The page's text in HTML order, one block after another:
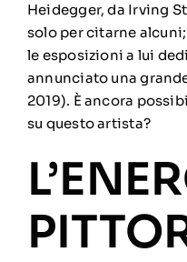
Heidegger, da Irving
solo per citarne
le esposizioni a lui
annunciato una
2019). È ancora
su questo artista?